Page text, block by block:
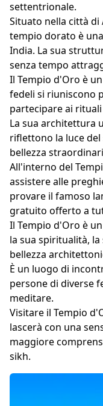
settentrionale.
Situato nella città di
tempio dorato è
India. La sua
senza tempo
Il Tempio d'Oro è
fedeli si riuniscono
partecipare ai
La sua architettura
riflettono la luce
bellezza
All'interno del
assistere alle
provare il famoso
gratuito offerto a
Il Tempio d'Oro è
la sua spiritualità,
bellezza
È un luogo di
persone di diverse
meditare.
Visitare il Tempio
lascerà con una
maggiore
sikh.